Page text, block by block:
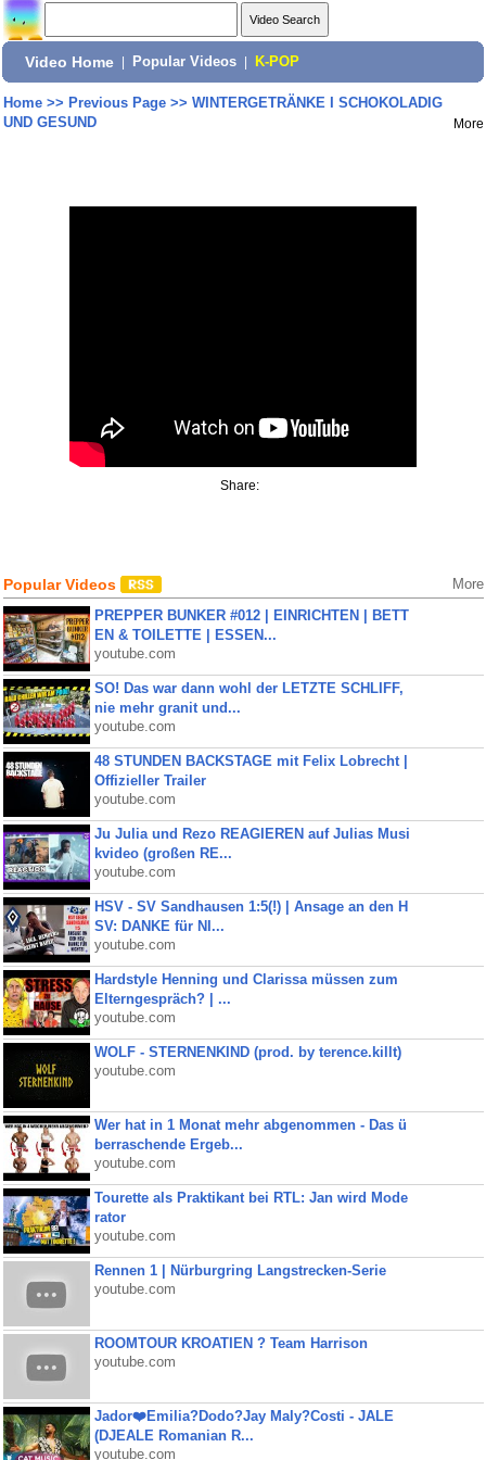
Video Home Popular Videos K-POP
Home>> Previous Page>> WINTERGETRÄNKE I SCHOKOLADIG
UND GESUND
More
Share:
Popular Videos More
PREPPER BUNKER #012 | EINRICHTEN | BETT
EN & TOILETTE | ESSEN...
youtube.com
SO! Das war dann wohl der LETZTE SCHLIFF,
nie mehr granit und...
youtube.com
48 STUNDEN BACKSTAGE mit Felix Lobrecht |
Offizieller Trailer
youtube.com
Ju Julia und Rezo REAGIEREN auf Julias Musi
kvideo (großen RE...
youtube.com
HSV - SV Sandhausen 1:5(!) | Ansage an den H
SV: DANKE für NI...
youtube.com
Hardstyle Henning und Clarissa müssen zum
Elterngespräch? | ...
youtube.com
WOLF - STERNENKIND (prod. by terence.killt)
youtube.com
Wer hat in 1 Monat mehr abgenommen - Das ü
berraschende Ergeb...
youtube.com
Tourette als Praktikant bei RTL: Jan wird Mode
rator
youtube.com
Rennen 1 | Nürburgring Langstrecken-Serie
youtube.com
ROOMTOUR KROATIEN ? Team Harrison
youtube.com
Jador❤️Emilia?Dodo?Jay Maly?Costi - JALE
(DJEALE Romanian R...
youtube.com